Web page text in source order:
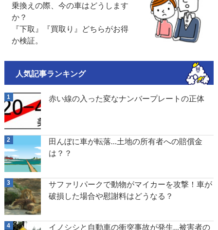
乗換えの際、今の車はどうします
か？
『下取』『買取り』どちらがお得
か検証。
人気記事ランキング
赤い線の入った変なナンバープレートの正体
田んぼに車が転落…土地の所有者への賠償金
は？？
サファリパークで動物がマイカーを攻撃！車が
破損した場合や慰謝料はどうなる？
イノシシと自動車の衝突事故が発生…被害者の